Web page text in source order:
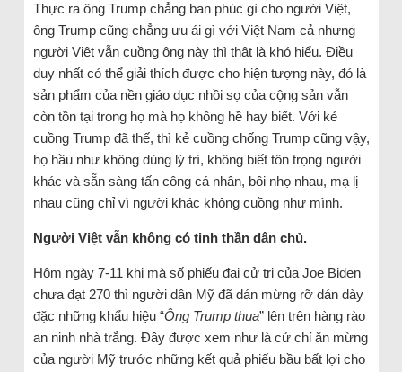
Thực ra ông Trump chẳng ban phúc gì cho người Việt,
ông Trump cũng chẳng ưu ái gì với Việt Nam cả nhưng
người Việt vẫn cuồng ông này thì thật là khó hiểu. Điều
duy nhất có thể giải thích được cho hiện tượng này, đó là
sản phẩm của nền giáo dục nhồi sọ của cộng sản vẫn
còn tồn tại trong họ mà họ không hề hay biết. Với kẻ
cuồng Trump đã thế, thì kẻ cuồng chống Trump cũng vậy,
họ hầu như không dùng lý trí, không biết tôn trọng người
khác và sẵn sàng tấn công cá nhân, bôi nhọ nhau, mạ lị
nhau cũng chỉ vì người khác không cuồng như mình.
Người Việt vẫn không có tinh thần dân chủ.
Hôm ngày 7-11 khi mà số phiếu đại cử tri của Joe Biden
chưa đạt 270 thì người dân Mỹ đã dán mừng rỡ dán dày
đặc những khẩu hiệu “Ông Trump thua” lên trên hàng rào
an ninh nhà trắng. Đây được xem như là cử chỉ ăn mừng
của người Mỹ trước những kết quả phiếu bầu bất lợi cho